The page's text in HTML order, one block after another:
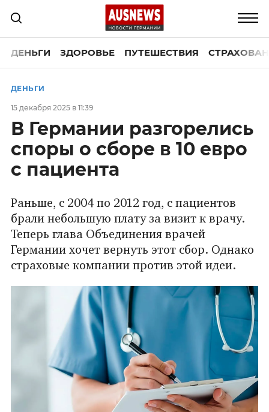
ДЕНЬГИ ЗДОРОВЬЕ ПУТЕШЕСТВИЯ
ДЕНЬГИ
15 декабря 2025 в 11:39
В Германии разгорелись
споры о сборе в 10 евро
с пациента
Раньше, с 2004 по 2012 год, с пациентов
брали небольшую плату за визит к врачу.
Теперь глава Объединения врачей
Германии хочет вернуть этот сбор. Однако
страховые компании против этой идеи.